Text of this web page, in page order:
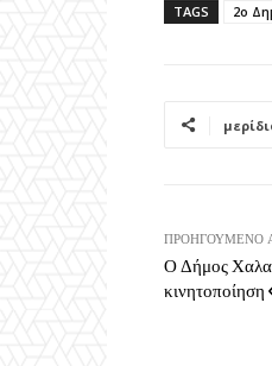
TAGS 2ο
ΠΡΟΗΓΟΎΜΕΝΟ
Ο Δήμος